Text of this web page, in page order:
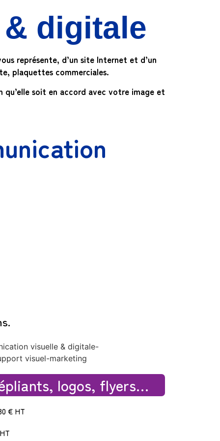
digitale
représente, d’un site Internet et d’un
plaquettes commerciales.
soit en accord avec votre image et
logos, flyers…
€ HT